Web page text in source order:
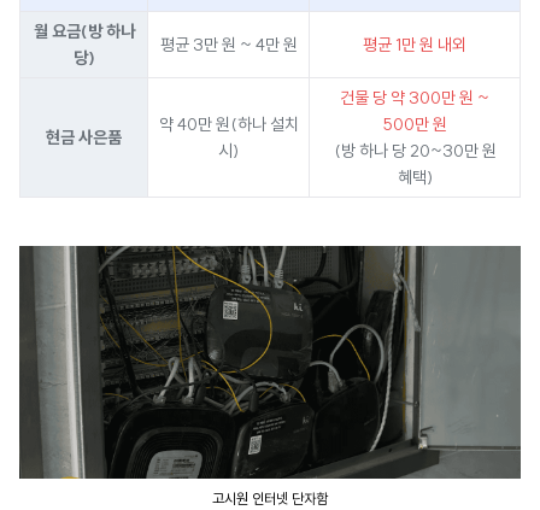
월 요금(방 하나
당)
평균 3만 원 ~ 4만 원 평균 1만 원 내외
현금 사은품
약 40만 원(하나 설치
시)
건물 당 약 300만 원 ~
500만 원
(방 하나 당 20~30만 원
혜택)
고시원 인터넷 단자함